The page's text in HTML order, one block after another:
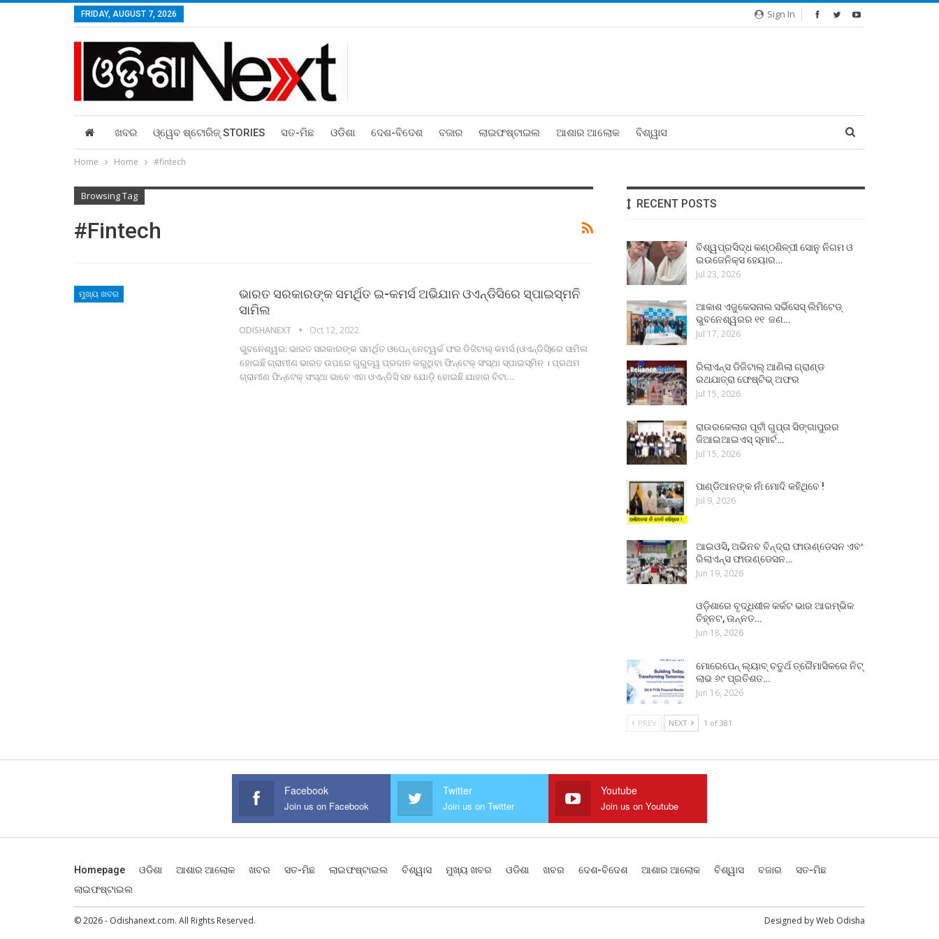
Sign In
FRIDAY, AUGUST 7, 2026
ଖବର ଓ୍ୱେବ ଷ୍ଟୋରିଜ୍‌ STORIES ସତ-ମିଛ ଓଡିଶା ଦେଶ-ବିଦେଶ ବଜାର ଲାଇଫଷ୍ଟାଇଲ ଆଶାର ଆଲୋକ ବିଶ୍ୱାସ
Home Home #fintech
Browsing Tag
#fintech
ମୁଖ୍ୟ ଖବର
ଭାରତ ସରକାରଙ୍କ ସମର୍ଥିତ ଇ-କମର୍ସ ଅଭିଯାନ ଓଏନ୍‌ଡିସିରେ ସ୍ପାଇସ୍‌ମନି
ସାମିଲ
ODISHANEXT Oct 12, 2022
ଭୁବନେଶ୍ୱର: ଭାରତ ସରକାରଙ୍କ ସମର୍ଥିତ ଓପେନ୍ ନେଟ୍‌ୱର୍କ ଫର ଡିଜିଟାଲ୍ କମର୍ସ (ଓଏନ୍‌ଡିସି)ରେ ସାମିଲ
ହୋଇଛି ଗ୍ରାମୀଣ ଭାରତ ଉପରେ ଗୁରୁତ୍ୱ ପ୍ରଦାନ କରୁଥିବା ଫିନ୍‌ଟେକ୍ ସଂସ୍ଥା ସ୍ପାଇସ୍‌ମିନ । ପ୍ରଥମ
ଗ୍ରାମୀଣ ଫିନ୍‌ଟେକ୍ ସଂସ୍ଥା ଭାବେ ଏହା ଓଏନ୍‌ଡିସି ସହ ଯୋଡ଼ି ହୋଇଛି ଯାହାର ବିଟା…
RECENT POSTS
ବିଶ୍ୱପ୍ରସିଦ୍ଧ କଣ୍ଠଶିଳ୍ପୀ ସୋନୁ ନିଗମ ଓ
ଇଉଜେନିକ୍ସ ହେୟାର…
Jul 23, 2026
ଆକାଶ ଏଜୁକେସନାଲ ସର୍ଭିସେସ୍ ଲିମିଟେଡ୍
ଭୁବନେଶ୍ୱରର ୧୧ ଜଣ…
Jul 17, 2026
ରିଲାଏନ୍ସ ଡିଜିଟାଲ୍ ଆଣିଲା ଗ୍ରାଣ୍ଡ
ରଥଯାତ୍ରା ଫେଷ୍ଟିଭ୍ ଅଫର
Jul 15, 2026
ରାଉରକେଲାର ପୂର୍ବୀ ଗୁପ୍ତା ସିଙ୍ଗାପୁରର
ଜିଆଇଆଇଏସ୍ ସ୍ମାର୍ଟ…
Jul 15, 2026
ପାଣ୍ଡିଆନଙ୍କ ନାଁ ମୋଦି କହିଥିବେ !
Jul 9, 2026
ଆଇଓସି, ଅଭିନବ ବିନ୍ଦ୍ରା ଫାଉଣ୍ଡେସନ ଏବଂ
ରିଲାଏନ୍ସ ଫାଉଣ୍ଡେସନ…
Jun 19, 2026
ଓଡ଼ିଶାରେ ବୃଦ୍ଧିଶୀଳ କର୍କଟ ଭାର ଆରମ୍ଭିକ
ଚିହ୍ନଟ, ଉନ୍ନତ…
Jun 18, 2026
ମୋରେପେନ୍ ଲ୍ୟାବ୍ ଚତୁର୍ଥ ତ୍ରୈମାସିକରେ ନିଟ୍
ଲାଭ ୬୯ ପ୍ରତିଶତ…
Jun 16, 2026
PREV NEXT 1 of 381
Facebook
Join us on Facebook
Twitter
Join us on Twitter
Youtube
Join us on Youtube
Homepage ଓଡିଶା ଆଶାର ଆଲୋକ ଖବର ସତ-ମିଛ ଲାଇଫଷ୍ଟାଇଲ ବିଶ୍ୱାସ ମୁଖ୍ୟ ଖବର ଓଡିଶା ଖବର ଦେଶ-ବିଦେଶ ଆଶାର ଆଲୋକ ବିଶ୍ୱାସ ବଜାର
ସତ-ମିଛ
ଲାଇଫଷ୍ଟାଇଲ
© 2026 - Odishanext.com. All Rights Reserved. Designed byWeb Odisha